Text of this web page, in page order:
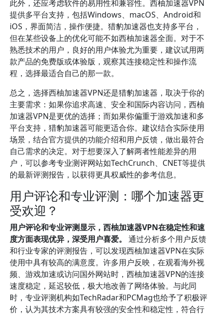
此外，还应考虑软件的易用性和兼容性。西柚加速器VPN
提供多平台支持，包括Windows、macOS、Android和
iOS，界面简洁，操作便捷。猎豹加速器也支持多平台，
但在某些设备上的优化可能不如西柚加速器全面。对于不
熟悉技术的用户，良好的用户体验尤为重要，建议试用两
款产品的免费版或体验版，观察其连接稳定性和操作流
程，选择最适合自己的那一款。
总之，选择西柚加速器VPN还是猎豹加速器，取决于你的
主要需求：如果你追求高速、安全和国际内容访问，西柚
加速器VPN是更优的选择；而如果你偏重于游戏加速和多
平台支持，猎豹加速器可能更适合你。建议结合实际使用
场景，结合官方提供的功能介绍和用户反馈，做出最符合
自己需求的决定。对于想要深入了解两者性能差异的用
户，可以参考专业测评网站如TechCrunch、CNET等提供
的最新评测报告，以获得更具权威性的参考信息。
用户评论和专业评测：哪个加速器更
受欢迎？
用户评论和专业评测显示，西柚加速器VPN在稳定性和速
度方面表现优异，深受用户喜爱。
通过分析多个用户反馈
和行业专家的评测报告，可以发现西柚加速器VPN在实际
使用中具有较高的满意度。许多用户反映，在观看海外视
频、游戏加速或访问国外网站时，西柚加速器VPN的连接
速度稳定，延迟较低，极大地改善了网络体验。与此同
时，专业评测机构如TechRadar和PCMag也给予了积极评
价，认为其技术方案具有较强的安全性和稳定性，符合行